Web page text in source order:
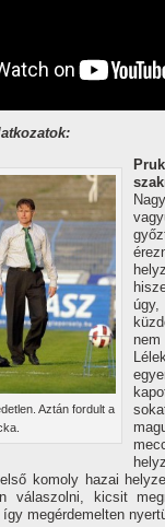
Aztán fordult a
úgy,
komoly hazai
válaszolni, kicsit
megérdemelten